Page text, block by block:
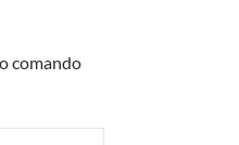
comando